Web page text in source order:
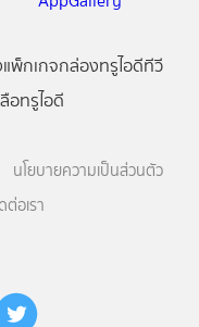
แพ็กเกจกล่องทรูไอดีทีวี
อทรูไอดี
นโยบายความเป็นส่วนตัว
ต่อเรา